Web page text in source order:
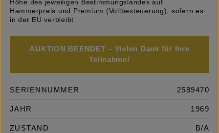
Höhe des jeweiligen Bestimmungslandes auf
Hammerpreis und Premium (Vollbesteuerung), sofern es
in der EU verbleibt
AUKTION BEENDET – Vielen Dank für Ihre
Teilnahme!
SERIENNUMMER 2589470
JAHR 1969
ZUSTAND B/A